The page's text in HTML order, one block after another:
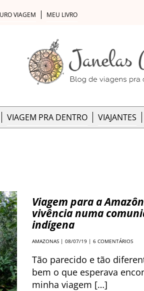
VIAGEM MEU LIVRO
VIAGEM PRA DENTRO VIAJANTES
Viagem para a
vivência numa
indígena
AMAZONAS | 08/07/19 | 6 COMENTÁRIOS
Tão parecido e tão
bem o que esperava
minha viagem […]